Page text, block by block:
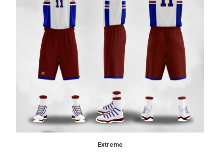
Extreme